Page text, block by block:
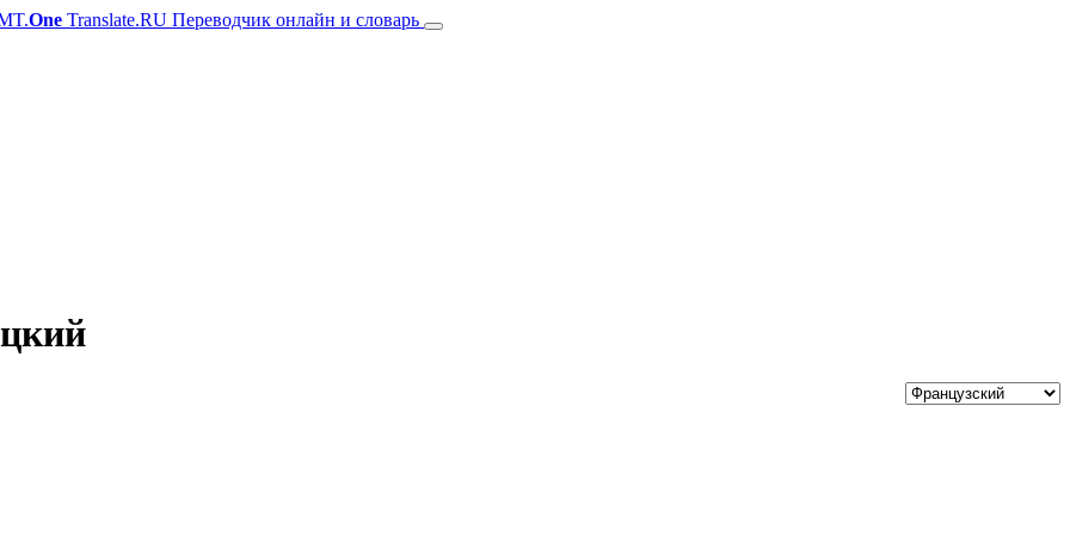
One Translate.RU Переводчик онлайн и словарь